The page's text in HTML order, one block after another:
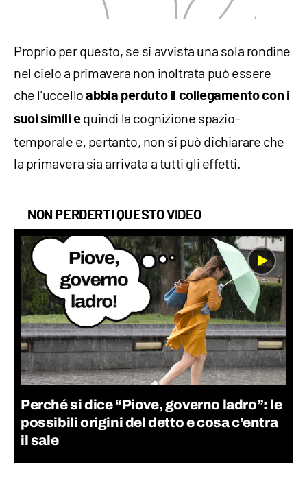
Proprio per questo, se si avvista una sola rondine
nel cielo a primavera non inoltrata può essere
che l’uccelloabbia perduto il collegamento con i
suoi simili e quindi la cognizione spazio-
temporale e, pertanto, non si può dichiarare che
la primavera sia arrivata a tutti gli effetti.
NON PERDERTI QUESTO VIDEO
Perché si dice “Piove, governo ladro”: le
possibili origini del detto e cosa c’entra
il sale